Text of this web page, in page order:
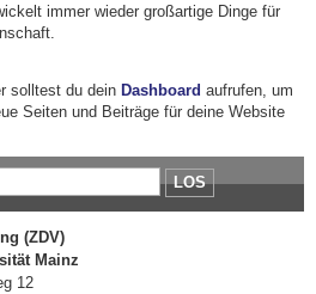
immer wieder großartige Dinge für
solltest du dein Dashboard aufrufen, um
Seiten und Beiträge für deine Website
LOS
(ZDV)
Mainz
12